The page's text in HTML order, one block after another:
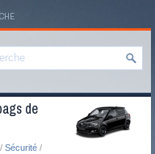
de
/ Sécurité /